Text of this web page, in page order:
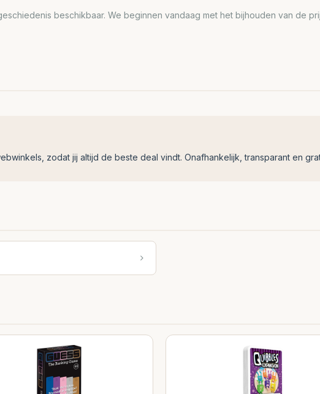
beschikbaar. We beginnen vandaag met het bijhouden van de
zodat jij altijd de beste deal vindt. Onafhankelijk, transparant en